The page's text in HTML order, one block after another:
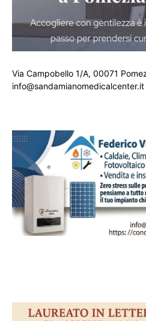
Via Campobello 1/A, 00071
info@sandamianomedicalcenter.it